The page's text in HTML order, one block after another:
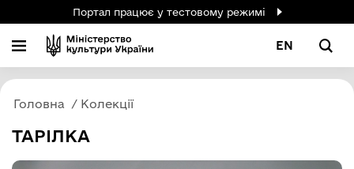
Портал працює у тестовому режимі
EN
Головна Колекції
ТАРІЛКА